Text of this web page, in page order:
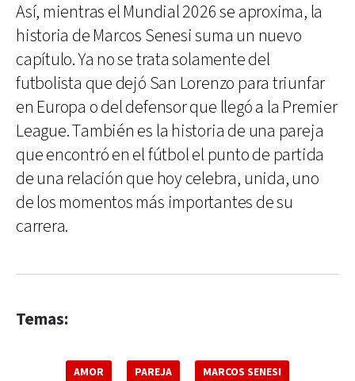
Así, mientras el Mundial 2026 se aproxima, la
historia de Marcos Senesi suma un nuevo
capítulo. Ya no se trata solamente del
futbolista que dejó San Lorenzo para triunfar
en Europa o del defensor que llegó a la Premier
League. También es la historia de una pareja
que encontró en el fútbol el punto de partida
de una relación que hoy celebra, unida, uno
de los momentos más importantes de su
carrera.
Temas:
AMOR PAREJA MARCOS SENESI